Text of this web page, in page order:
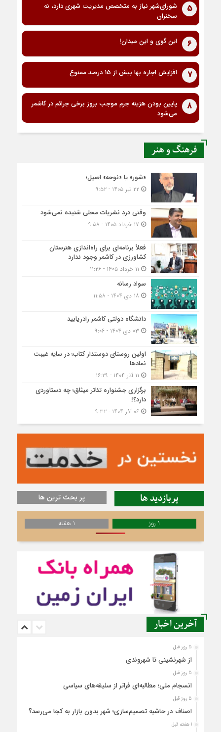
5
شورای‌شهر نیاز به متخصص مدیریت شهری دارد، نه
سخنران
6 این گوی و این میدان!
7 افزایش اجاره بها بیش از 15 درصد ممنوع
8
پایین بودن هزینه جرم موجب بروز برخی جرائم در کاشمر
می‌شود
فرهنگ و هنر
«شور» یا «نوحه» اصیل؛
۲۲ تیر ۱۴۰۵ - ۹:۵۲
وقتی دردِ نشریات محلی شنیده نمی‌شود
فعلاً برنامه‌ای برای راه‌اندازی هنرستان
کشاورزی در کاشمر وجود ندارد
سواد رسانه
دانشگاه دولتی کاشمر‌ رادریابید
اولین روستای دوستدار کتاب؛ در سایه غیبت
نمادها
برگزاری جشنواره تئاتر میثاق؛ چه دستاوردی
دارد؟!
۰۶ آذر ۱۴۰۴ - ۹:۳۲
پربازدید ها پر بحث ترین ها
1 روز 1 هفته
آخرین اخبار
5 روز قبل
از شهرنشینی تا شهروندی
5 روز قبل
انسجام ملی؛ مطالبه‌ای فراتر از سلیقه‌های سیاسی
5 روز قبل
اصناف در حاشیه تصمیم‌سازی؛ شهر بدون بازار به کجا می‌رسد؟
1 هفته قبل